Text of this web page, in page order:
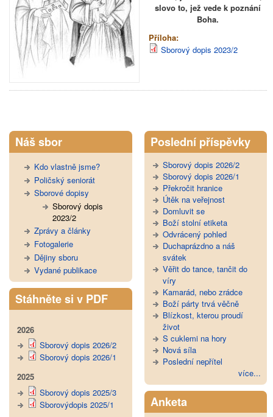
slovo to, jež vede k poznání
Boha.
Příloha:
Sborový dopis 2023/2
Náš sbor
Kdo vlastně jsme?
Poličský seniorát
Sborové dopisy
Sborový dopis
2023/2
Zprávy a články
Fotogalerie
Dějiny sboru
Vydané publikace
Stáhněte si v PDF
2026
Sborový dopis 2026/2
Sborový dopis 2026/1
2025
Sborový dopis 2025/3
Sborovýdopis 2025/1
Poslední příspěvky
Sborový dopis 2026/2
Sborový dopis 2026/1
Překročit hranice
Útěk na veřejnost
Domluvit se
Boží stolní etiketa
Odvrácený pohled
Duchaprázdno a náš
svátek
Věřit do tance, tančit do
víry
Kamarád, nebo zrádce
Boží párty trvá věčně
Blízkost, kterou proudí
život
S cuklemi na hory
Nová síla
Poslední nepřítel
více...
Anketa